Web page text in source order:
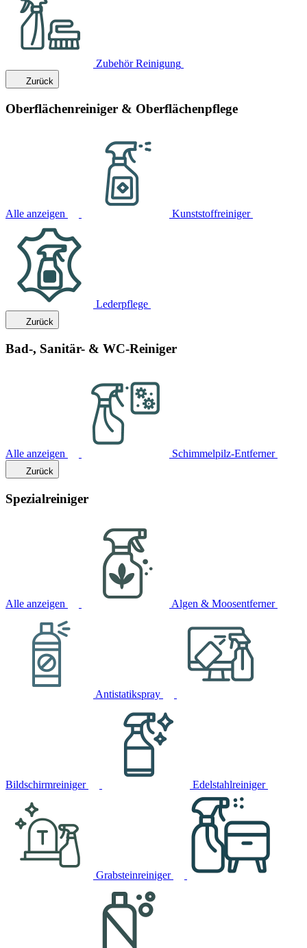
Zubehör Reinigung
Zurück
Oberflächenreiniger & Oberflächenpflege
Alle anzeigen Kunststoffreiniger
Lederpflege
Zurück
Bad-, Sanitär- & WC-Reiniger
Alle anzeigen Schimmelpilz-Entferner
Zurück
Spezialreiniger
Alle anzeigen Algen & Moosentferner
Antistatikspray
Bildschirmreiniger Edelstahlreiniger
Grabsteinreiniger